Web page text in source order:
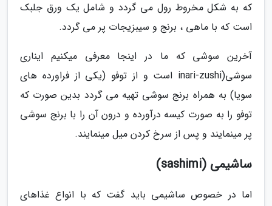
که به شکل مخروط رول می گردد و شامل یک ورق جلبک
است که با ماهی ، برنج و سیبزیجات پر می گردد.
آخرین سوشی که ما در اینجا معرفی میکنیم ایناری
سوشی(inari-zushi است و از توفو (یکی از فراورده های
سویا) به همراه برنج سوشی تهیه می گردد بدین صورت که
توفو را به صورت کیسه درآورده و درون آن را با برنج سوشی
پر مینمایند و پس از سرخ کردن میل مینمایند.
ساشیمی (sashimi)
اما در خصوص ساشیمی باید گفت که با انواع غذاهای